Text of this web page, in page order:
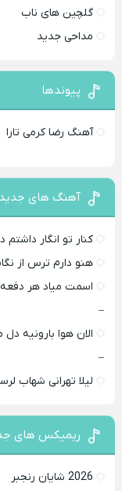
گلچین های ناب
مداحی جدید
پیوندها
آهنگ رضا کرمی تارا
آهنگ های جدید
کنار تو انگار
هنو دارم ترس از
اسمت میاد هر
–
الان هوا بارونیه
–
لیلا تهرانی شهاب
ریمیکس های
2026 شایان رنجبر